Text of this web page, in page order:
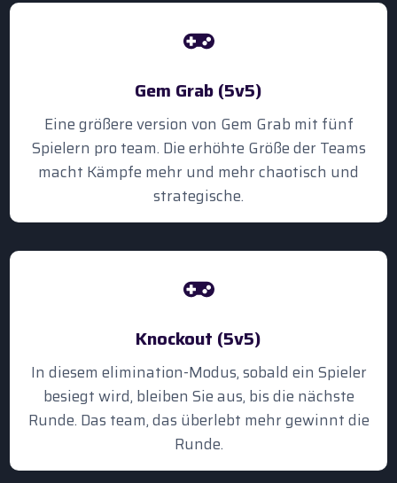
Gem Grab (5v5)
Eine größere version von Gem Grab mit fünf
Spielern pro team. Die erhöhte Größe der Teams
macht Kämpfe mehr und mehr chaotisch und
strategische.
Knockout (5v5)
In diesem elimination-Modus, sobald ein Spieler
besiegt wird, bleiben Sie aus, bis die nächste
Runde. Das team, das überlebt mehr gewinnt die
Runde.